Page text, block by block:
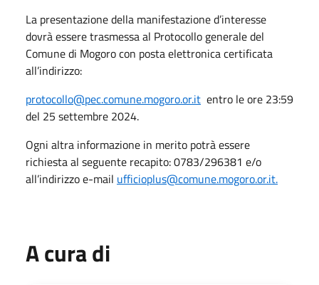
La presentazione della manifestazione d’interesse
dovrà essere trasmessa al Protocollo generale del
Comune di Mogoro con posta elettronica certificata
all’indirizzo:
protocollo@pec.comune.mogoro.or.it entro le ore 23:59
del 25 settembre 2024.
Ogni altra informazione in merito potrà essere
richiesta al seguente recapito: 0783/296381 e/o
all’indirizzo e-mail ufficioplus@comune.mogoro.or.it.
A cura di